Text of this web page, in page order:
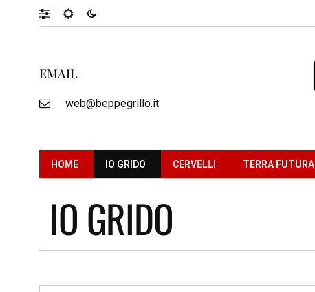
EMAIL
web@beppegrillo.it
HOME IO GRIDO CERVELLI TERRA FUTURA
IO GRIDO